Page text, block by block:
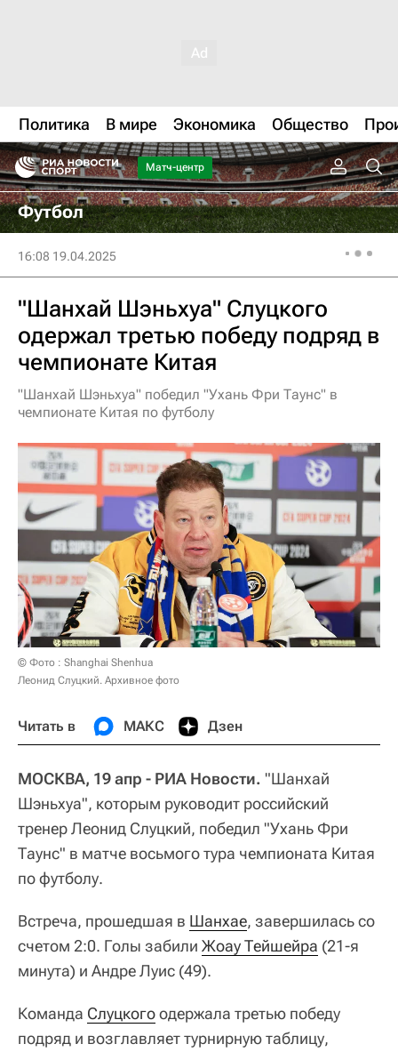
Политика В мире Экономика Общество
Матч-центр
Футбол
16:08 19.04.2025
"Шанхай Шэньхуа" Слуцкого
одержал третью победу подряд в
чемпионате Китая
"Шанхай Шэньхуа" победил "Ухань Фри Таунс" в
чемпионате Китая по футболу
© Фото : Shanghai Shenhua
Леонид Слуцкий. Архивное фото
Читать в МАКС Дзен
МОСКВА, 19 апр - РИА Новости. "Шанхай
Шэньхуа", которым руководит российский
тренер Леонид Слуцкий, победил "Ухань Фри
Таунс" в матче восьмого тура чемпионата Китая
по футболу.
Встреча, прошедшая в Шанхае, завершилась со
счетом 2:0. Голы забили Жоау Тейшейра (21-я
минута) и Андре Луис (49).
Команда Слуцкогоодержала третью победу
подряд и возглавляет турнирную таблицу,